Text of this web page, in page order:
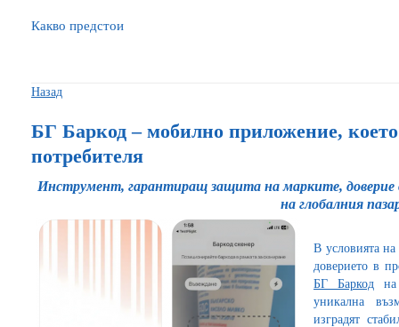
Какво предстои
Назад
БГ Баркод – мобилно приложение, което
потребителя
Инструмент, гарантиращ защита на марките, доверие
на глобалния
В условията
доверието в
БГ Баркодна
уникална
изградят